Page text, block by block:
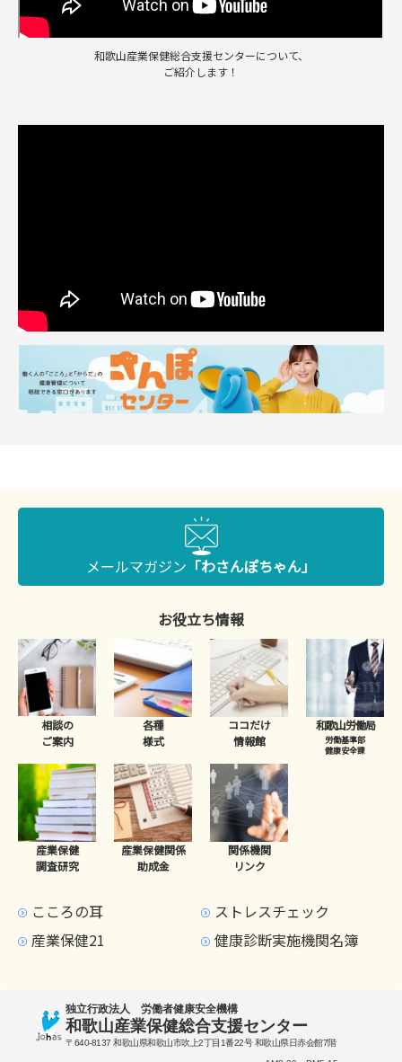
和歌山産業保健総合支援センターについて、
ご紹介します！
メールマガジン 「わさんぽちゃん」
お役立ち情報
相談の
ご案内
各種
様式
ココだけ
情報館
和歌山労働局
労働基準部
健康安全課
産業保健
調査研究
産業保健関係
助成金
関係機関
リンク
こころの耳
ストレスチェック
産業保健21
健康診断実施機関名簿
独立行政法人 労働者健康安全機構
和歌山産業保健総合支援センター
〒640-8137 和歌山県和歌山市吹上2丁目1番22号 和歌山県日赤会館7階